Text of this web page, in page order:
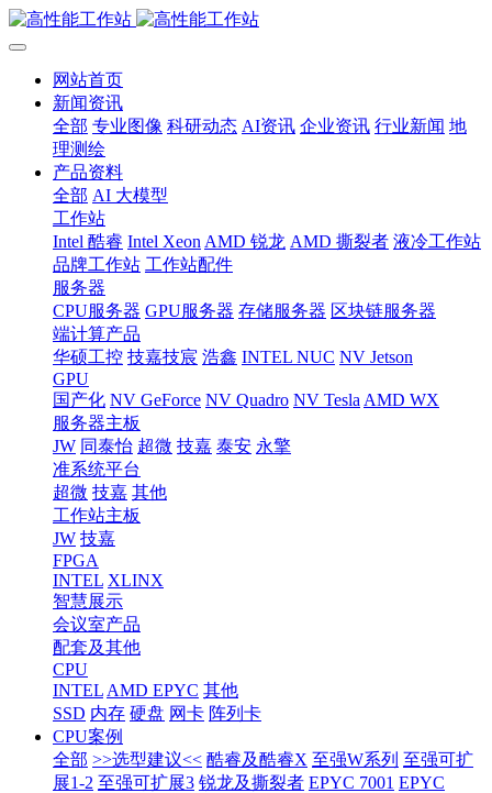
网站首页
新闻资讯
全部 专业图像 科研动态 AI资讯 企业资讯 行业新闻 地
理测绘
产品资料
全部 AI 大模型
工作站
Intel 酷睿 Intel Xeon AMD 锐龙 AMD 撕裂者 液冷工作站
品牌工作站 工作站配件
服务器
CPU服务器 GPU服务器 存储服务器 区块链服务器
端计算产品
华硕工控 技嘉技宸 浩鑫 INTEL NUC NV Jetson
GPU
国产化 NV GeForce NV Quadro NV Tesla AMD WX
服务器主板
JW 同泰怡 超微 技嘉 泰安 永擎
准系统平台
超微 技嘉 其他
工作站主板
JW 技嘉
FPGA
INTEL XLINX
智慧展示
会议室产品
配套及其他
CPU
INTEL AMD EPYC 其他
SSD 内存 硬盘 网卡 阵列卡
CPU案例
全部 >>选型建议<< 酷睿及酷睿X 至强W系列 至强可扩
展1-2 至强可扩展3 锐龙及撕裂者 EPYC 7001 EPYC